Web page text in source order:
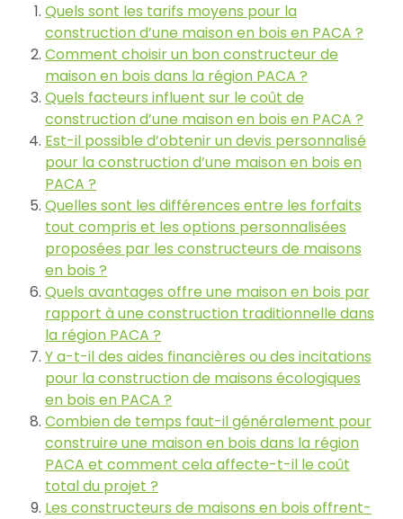
Quels sont les tarifs moyens pour la
construction d’une maison en bois en PACA ?
Comment choisir un bon constructeur de
maison en bois dans la région PACA ?
Quels facteurs influent sur le coût de
construction d’une maison en bois en PACA ?
Est-il possible d’obtenir un devis personnalisé
pour la construction d’une maison en bois en
PACA ?
Quelles sont les différences entre les forfaits
tout compris et les options personnalisées
proposées par les constructeurs de maisons
en bois ?
Quels avantages offre une maison en bois par
rapport à une construction traditionnelle dans
la région PACA ?
Y a-t-il des aides financières ou des incitations
pour la construction de maisons écologiques
en bois en PACA ?
Combien de temps faut-il généralement pour
construire une maison en bois dans la région
PACA et comment cela affecte-t-il le coût
total du projet ?
Les constructeurs de maisons en bois offrent-